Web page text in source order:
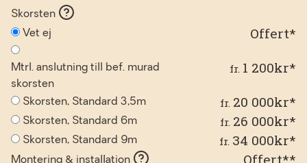
Skorsten
Vet ej
Offert*
Mtrl. anslutning till bef. murad
skorsten
fr. 1 200kr*
Skorsten, Standard 3,5m fr. 20 000kr*
Skorsten, Standard 6m fr. 26 000kr*
Skorsten, Standard 9m fr. 34 000kr*
Montering & installation Offert**